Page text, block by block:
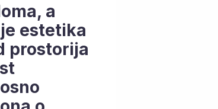
a
estetika
prostorija